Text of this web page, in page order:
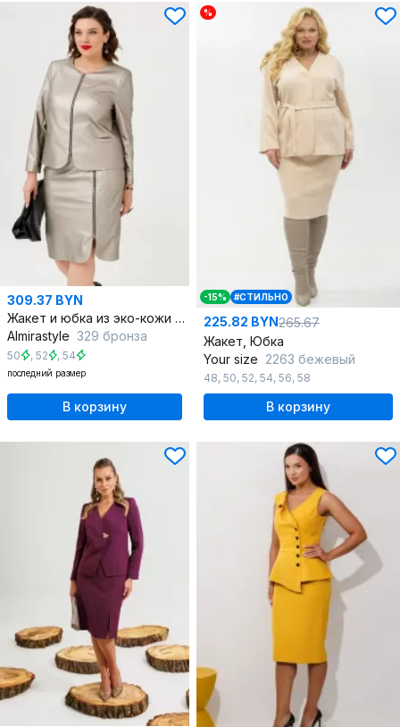
309.37 BYN
Жакет и юбка из эко-кожи с карманами весенне-демисезон
Almirastyle 329 бронза
50 , 52 , 54
последний размер
В корзину
%
-15% #СТИЛЬНО
225.82 BYN265.67
Жакет, Юбка
Your size 2263 бежевый
48, 50, 52, 54, 56, 58
В корзину